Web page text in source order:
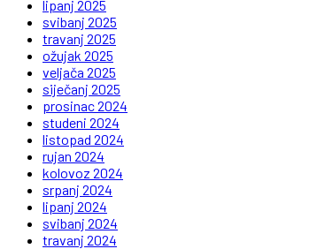
lipanj 2025
svibanj 2025
travanj 2025
ožujak 2025
veljača 2025
siječanj 2025
prosinac 2024
studeni 2024
listopad 2024
rujan 2024
kolovoz 2024
srpanj 2024
lipanj 2024
svibanj 2024
travanj 2024